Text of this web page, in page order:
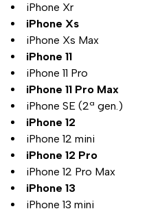
iPhone Xr
iPhone Xs
iPhone Xs Max
iPhone 11
iPhone 11 Pro
iPhone 11 Pro Max
iPhone SE (2ª gen.)
iPhone 12
iPhone 12 mini
iPhone 12 Pro
iPhone 12 Pro Max
iPhone 13
iPhone 13 mini